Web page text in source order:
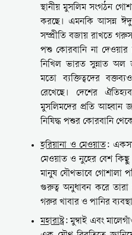
স্থানীয় মুসলিম সংগঠন
করছে। এমনকি আসন্ন
সম্প্রীতি বজায় রাখতে
পশু কোরবানি না দেওয়ার
নিখিল ভারত সুন্নাত অল
মতো ব্যক্তিত্বদের
রেখেছে। দেশের
মুসলিমদের প্রতি আহ্বান
নিষিদ্ধ পশুর কোরবানি
হরিয়ানা ও মেওয়াত:
মেওয়াত ও নুহের বেশ কিছু
মানুষ যৌথভাবে গোশালা
গুরুত্ব অনুধাবন করে
গরুর খাবার ও পানির
মহারাষ্ট্র: মুম্বাই এবং